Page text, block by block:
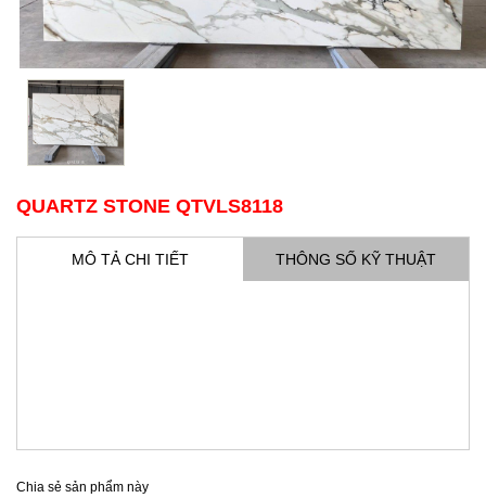
QUARTZ STONE QTVLS8118
MÔ TẢ CHI TIẾT THÔNG SỐ KỸ THUẬT
Chia sẻ sản phẩm này